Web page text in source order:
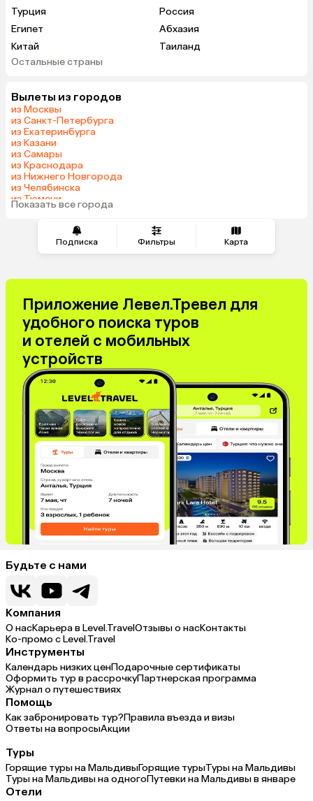
Подписка Фильтры Карта
Турция
Россия
Египет
Абхазия
Китай
Таиланд
Вьетнам
Катар
Саудовская Аравия
Остальные страны
Вылеты из городов
из Москвы
из Санкт-Петербурга
из Екатеринбурга
из Казани
из Самары
из Краснодара
из Нижнего Новгорода
из Челябинска
из Тюмени
из Минеральных Вод
Показать все города
Приложение Левел.Тревел для
удобного поиска туров
и отелей с мобильных
устройств
Будьте с нами
Компания
О насКарьера в Level.TravelОтзывы о насКонтакты
Ко-промо с Level.Travel
Инструменты
Календарь низких ценПодарочные сертификаты
Оформить тур в рассрочкуПартнерская программа
Журнал о путешествиях
Помощь
Как забронировать тур?Правила въезда и визы
Ответы на вопросыАкции
Туры
Горящие туры на МальдивыГорящие турыТуры на Мальдивы
Туры на Мальдивы на одногоПутевки на Мальдивы в январе
Отели